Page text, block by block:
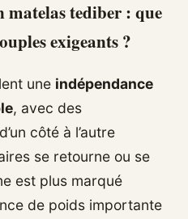
tediber : que
exigeants ?
une indépendance
, avec des
côté à l’autre
se retourne ou se
est plus marqué
de poids importante